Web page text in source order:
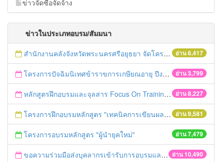
ข่าวจัดซื้อจัดจ้าง
ข่าวในประเภทอบรม/สัมมนา
อ่าน 6,417
สำนักงานคลังจังหวัดพระนครศรีอยุธยา จัดโครงการฝึกอบรมเชิงปฏิบัติการ "การจัดซื้อจัดจ้างด้วยวิธีตลาดอิเล็กทรอนิกส์ (e-market)และวิธีประกวดราคาอิเล็กทรอนิกส์ (e-bidding)" ในวันที่ 4 เมษายน 2559 ณ อาคารราชภัฎ 100ปี ชั้น 2 มหาวิทยาลัยราชภัฎพระนครศรีอยุธยา
อ่าน 3,799
โครงการปัจฉิมนิเทศข้าราขการเกษียณอายุ ปีงบประมาณ พ.ศ. 2559
อ่าน 8,227
หลักสูตรฝึกอบรมและจุลสาร Focus On Training
อ่าน 9,581
โครงการฝึกอบรมหลักสูตร "เทคนิคการเขียนผลงานทางวิชาการ" รุ่นที่ 2
อ่าน 7,479
โครงการอบรมหลักสูตร "ผู้นำยุคใหม่"
อ่าน 10,490
ขอความร่วมมือส่งบุคลากรเข้ารับการอบรมและเผยแพร่ข่าวอบรม ประจำปี 2558